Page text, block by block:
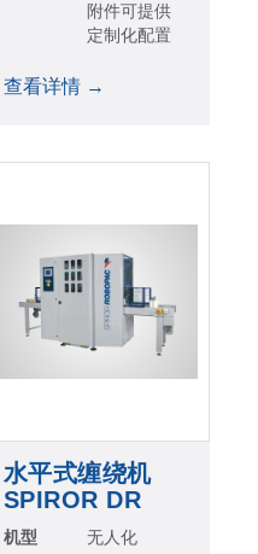
附件可提供
定制化配置
查看详情 →
水平式缠绕机
SPIROR DR
机型
无人化